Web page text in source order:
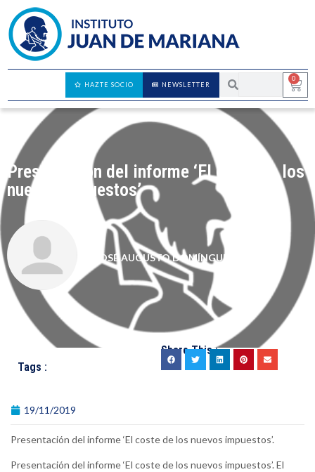
0
NEWSLETTER
HAZTE SOCIO
Presentación del informe ‘El coste de los
nuevos impuestos’
JOSÉ AUGUSTO DOMÍNGUEZ
Tags :
Share This :
19/11/2019
Presentación del informe ‘El coste de los nuevos impuestos’.
Presentación del informe ‘El coste de los nuevos impuestos’. El